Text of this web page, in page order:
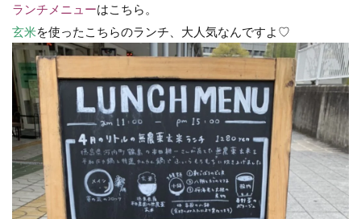
ランチメニューはこちら。
玄米を使ったこちらのランチ、大人気なんですよ♡